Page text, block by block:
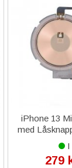
iPhone 13
med
I
279